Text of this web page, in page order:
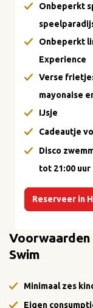
Onbeperkt
Onbeperkt
Experience
Verse
mayonaise
IJsje
Cadeautje
Disco
tot 21:00 uur
Reserveer in
Swim
Minimaal zes
Eigen